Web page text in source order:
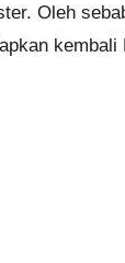
Oleh
kembali